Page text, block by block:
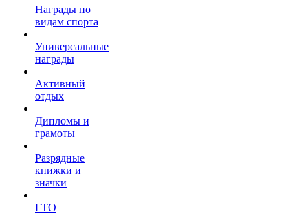
Награды по
видам спорта
Универсальные
награды
Активный
отдых
Дипломы и
грамоты
Разрядные
книжки и
значки
ГТО